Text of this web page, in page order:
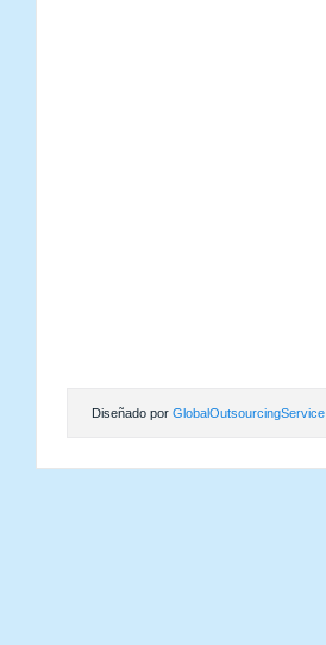
Diseñado por GlobalOutsourcingService